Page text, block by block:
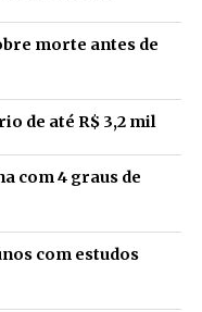
morte antes de
de até R$ 3,2 mil
com 4 graus de
com estudos